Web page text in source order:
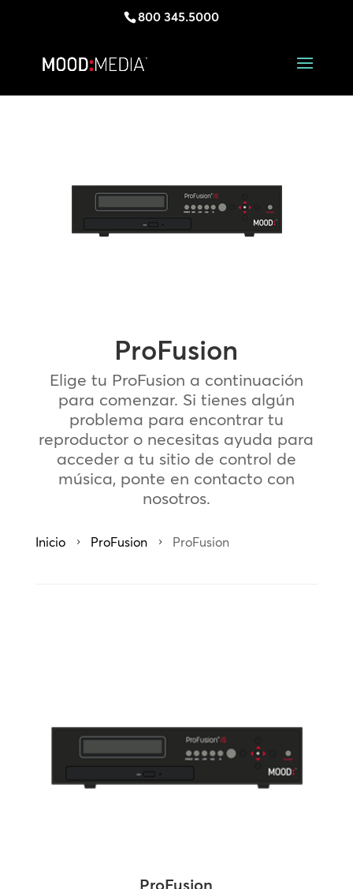
800 345.5000
ProFusion
Elige tu ProFusion a continuación
para comenzar. Si tienes algún
problema para encontrar tu
reproductor o necesitas ayuda para
acceder a tu sitio de control de
música, ponte en contacto con
nosotros.
Inicio 5 ProFusion 5 ProFusion
ProFusion